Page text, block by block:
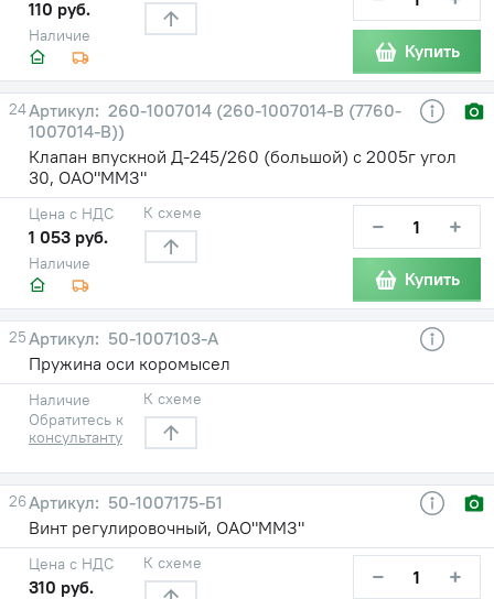
Наличие
110 руб.
Купить
24
260-1007014 (260-1007014-В (7760-
1007014-В))
Клапан впускной Д-245/260 (большой) с 2005г угол
30, ОАО"ММЗ"
Наличие
Цена с НДС
1 053 руб.
К схеме − +
Купить
25
50-1007103-А
Пружина оси коромысел
Наличие
Обратитесь к
консультанту
К схеме
26
50-1007175-Б1
Винт регулировочный, ОАО"ММЗ"
Цена с НДС
310 руб.
К схеме − +